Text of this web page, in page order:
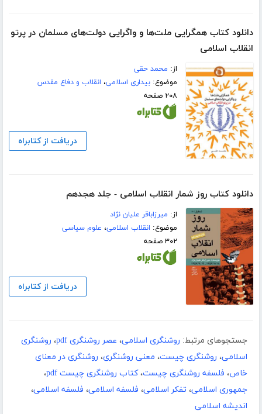
دانلود کتاب همگرایی ملت‌ها و واگرایی دولت‌های مسلمان در پرتو
انقلاب اسلامی
از: محمد حقی
موضوع:بیداری اسلامی، انقلاب و دفاع مقدس
۲۰۸ صفحه
دریافت از کتابراه
دانلود کتاب روز شمار انقلاب اسلامی - جلد هجدهم
از: میرزاباقر علیان نژاد
موضوع: انقلاب اسلامی، علوم سیاسی
۳۰۲ صفحه
دریافت از کتابراه
جستجوهای مرتبط: روشنگری اسلامی، عصر روشنگری pdf ، روشنگری
اسلامی، روشنگری چیست، معنی روشنگری، روشنگری در معنای
خاص، فلسفه روشنگری چیست،کتاب روشنگری چیست pdf
،
جمهوری اسلامی، تفکر اسلامی، فلسفه اسلامی، فلسفه اسلامی،
اندیشه اسلامی